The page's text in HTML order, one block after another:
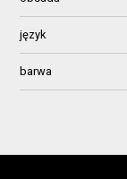
język
barwa